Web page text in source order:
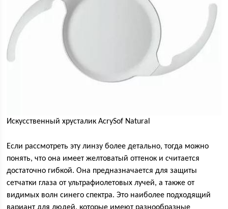
Искусственный хрусталик AcrySof Natural
Если рассмотреть эту линзу более детально, тогда можно
понять, что она имеет желтоватый оттенок и считается
достаточно гибкой. Она предназначается для защиты
сетчатки глаза от ультрафиолетовых лучей, а также от
видимых волн синего спектра. Это наиболее подходящий